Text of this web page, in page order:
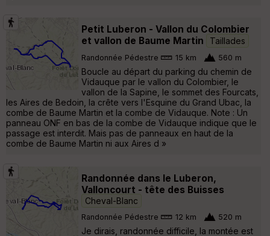
Petit Luberon - Vallon du Colombier
et vallon de Baume Martin
Taillades
Randonnée Pédestre 15 km 560 m
Boucle au départ du parking du chemin de
Vidauque par le vallon du Colombier, le
vallon de la Sapine, le sommet des Fourcats,
les Aires de Bedoin, la crête vers l'Esquine du Grand Ubac, la
combe de Baume Martin et la combe de Vidauque. Note : Un
panneau ONF en bas de la combe de Vidauque indique que le
passage est interdit. Mais pas de panneaux en haut de la
combe de Baume Martin ni aux Aires d »
Randonnée dans le Luberon,
Valloncourt - tête des Buisses
Cheval-Blanc
Randonnée Pédestre 12 km 520 m
Je dirais, randonnée difficile, la montée est